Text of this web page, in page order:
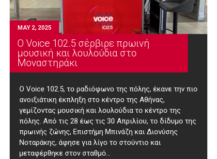
MAY 2, 2025
Ο Voice 102.5 σέρβιρε πρωινή
μουσική και λουλούδια στο
Μοναστηράκι
Ο Voice 102.5, το ραδιόφωνο της πόλης, έκανε την πιο
ανοιξιάτικη έκπληξη στο κέντρο της Αθήνας,
γεμίζοντας μουσική και λουλούδια το κέντρο της
πόλης. Από τις 28 έως τις 30 Απριλίου, το δίδυμο της
πρωινής ζώνης, Επιστήμη Μπινάζη και Διονύσης
Νοταράκης, άφησε για λίγο το στούντιο και
μεταφέρθηκε στον σταθμό…